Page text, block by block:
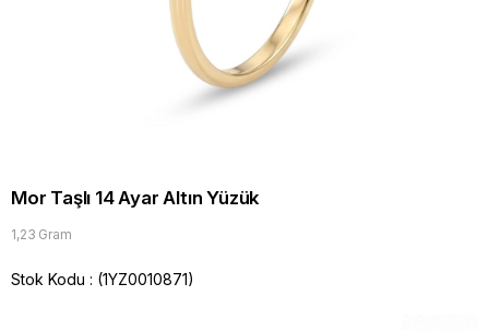
Mor Taşlı 14 Ayar Altın Yüzük
1,23 Gram
Stok Kodu (1YZ0010871)